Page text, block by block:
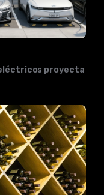
proyecta